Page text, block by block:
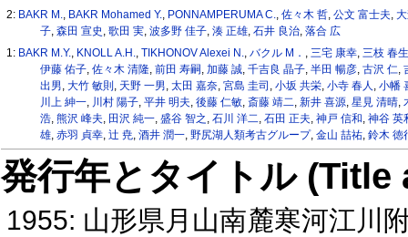
2: BAKR M. BAKR Mohamed Y. PONNAMPERUMA C. ,佐々木 哲 ,公文 富士夫 ,
子, 森田 宣史 歌田 実, 波多野 佳子, 湊 正雄, 石井 良治, 落合 広
1: BAKR M.Y., KNOLL A.H.,TIKHONOV Alexei N.,バクル M． ,三宅 康幸,三枝 春
伊藤 佑子, 佐々木 清隆, 前田 寿嗣, 加藤 誠, 千吉良 晶子, 半田 暢彦, 古沢 仁,
出男, 大竹 敏則, 天野 一男, 太田 嘉奈, 宮島 圭司 , 小坂 共栄, 小寺 春人 , 小幡
川上 紳一, 川村 陽子, 平井 明夫, 後藤 仁敏, 斎藤 靖二, 新井 喜源, 星見 清晴,
浩, 熊沢 峰夫, 田沢 純一, 盛谷 智之 , 石川 洋二, 石田 正夫, 神戸 信和, 神谷 英
雄, 赤羽 貞幸, 辻 尭, 酒井 潤一, 野尻湖人類考古グループ, 金山 喆祐, 鈴木 徳
発行年とタイトル
1955: 山形県月山南麓寒河江川